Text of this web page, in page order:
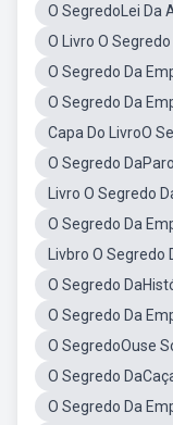
O SegredoLei Da
O Livro O
O Segredo Da
O Segredo Da
Capa Do LivroO
O Segredo
Livro O Segredo
O Segredo Da
Livbro O
O Segredo
O Segredo Da
O SegredoOuse
O Segredo
O Segredo Da